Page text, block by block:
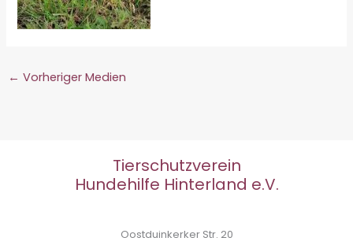
← Vorheriger Medien
Tierschutzverein
Hundehilfe Hinterland e.V.
Oostduinkerker Str. 20